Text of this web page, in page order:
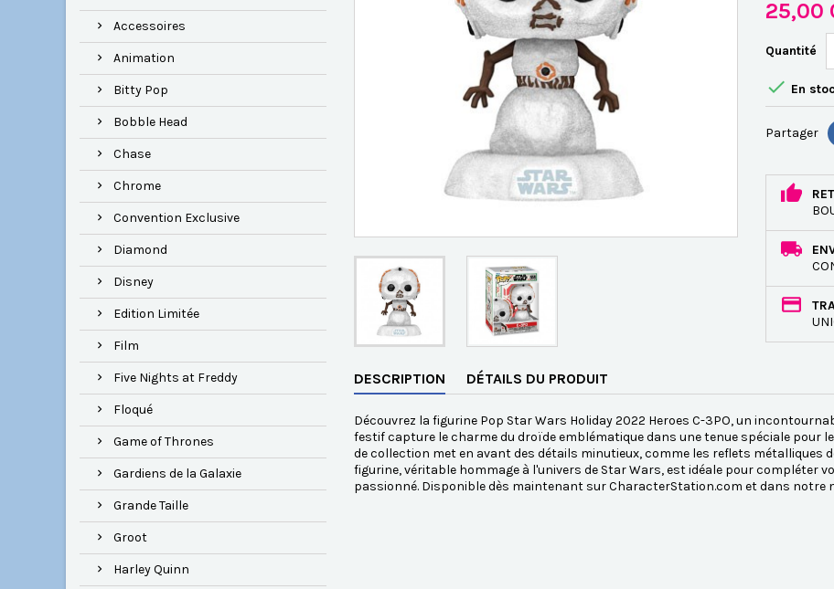
Accessoires
Animation
Bitty Pop
Bobble Head
Chase
Chrome
Convention Exclusive
Diamond
Disney
Edition Limitée
Film
Five Nights at Freddy
Floqué
Game of Thrones
Gardiens de la Galaxie
Grande Taille
Groot
Harley Quinn
25,00
Quantité
 En
Partager
DESCRIPTION DÉTAILS DU PRODUIT
Découvrez la figurine Pop Star Wars Holiday 2022 Heroes C-3PO, un
festif capture le charme du droïde emblématique dans une tenue spéciale pour
de collection met en avant des détails minutieux, comme les reflets métalliques
figurine, véritable hommage à l'univers de Star Wars, est idéale pour compléter
passionné. Disponible dès maintenant sur CharacterStation.com et dans notre